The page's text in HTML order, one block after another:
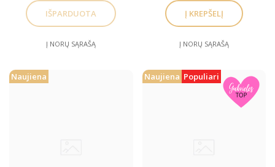
Į NORŲ SĄRAŠĄ Į NORŲ SĄRAŠĄ
Naujiena Naujiena Populiari